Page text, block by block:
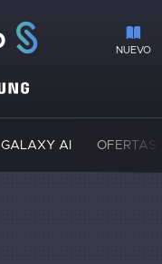
NUEVO
GALAXY AI OFERTAS